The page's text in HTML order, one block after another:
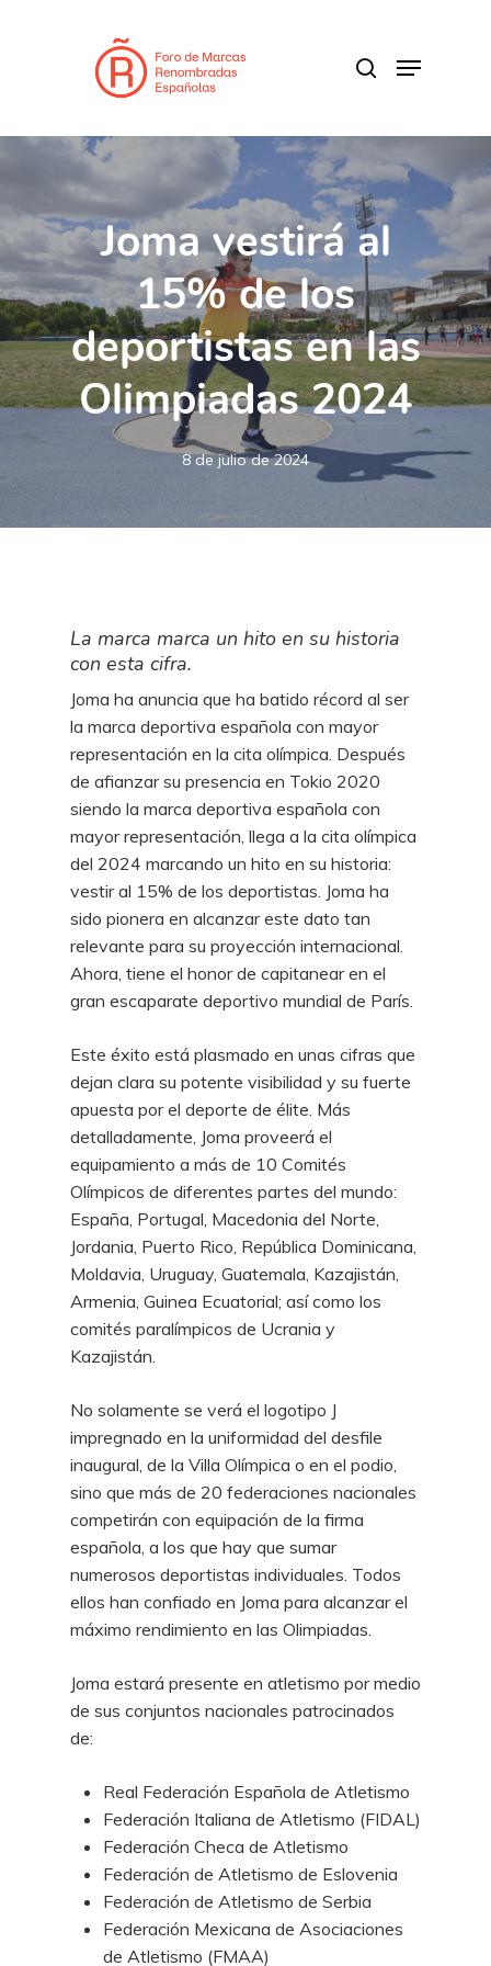
Menu
Joma vestirá al
15% de los
deportistas en las
Olimpiadas 2024
8 de julio de 2024
La marca marca un hito en su historia
con esta cifra.
Joma ha anuncia que ha batido récord al ser
la marca deportiva española con mayor
representación en la cita olímpica. Después
de afianzar su presencia en Tokio 2020
siendo la marca deportiva española con
mayor representación, llega a la cita olímpica
del 2024 marcando un hito en su historia:
vestir al 15% de los deportistas. Joma ha
sido pionera en alcanzar este dato tan
relevante para su proyección internacional.
Ahora, tiene el honor de capitanear en el
gran escaparate deportivo mundial de París.
Este éxito está plasmado en unas cifras que
dejan clara su potente visibilidad y su fuerte
apuesta por el deporte de élite. Más
detalladamente, Joma proveerá el
equipamiento a más de 10 Comités
Olímpicos de diferentes partes del mundo:
España, Portugal, Macedonia del Norte,
Jordania, Puerto Rico, República Dominicana,
Moldavia, Uruguay, Guatemala, Kazajistán,
Armenia, Guinea Ecuatorial; así como los
comités paralímpicos de Ucrania y
Kazajistán.
No solamente se verá el logotipo J
impregnado en la uniformidad del desfile
inaugural, de la Villa Olímpica o en el podio,
sino que más de 20 federaciones nacionales
competirán con equipación de la firma
española, a los que hay que sumar
numerosos deportistas individuales. Todos
ellos han confiado en Joma para alcanzar el
máximo rendimiento en las Olimpiadas.
Joma estará presente en atletismo por medio
de sus conjuntos nacionales patrocinados
de:
Real Federación Española de Atletismo
Federación Italiana de Atletismo (FIDAL)
Federación Checa de Atletismo
Federación de Atletismo de Eslovenia
Federación de Atletismo de Serbia
Federación Mexicana de Asociaciones
de Atletismo (FMAA)